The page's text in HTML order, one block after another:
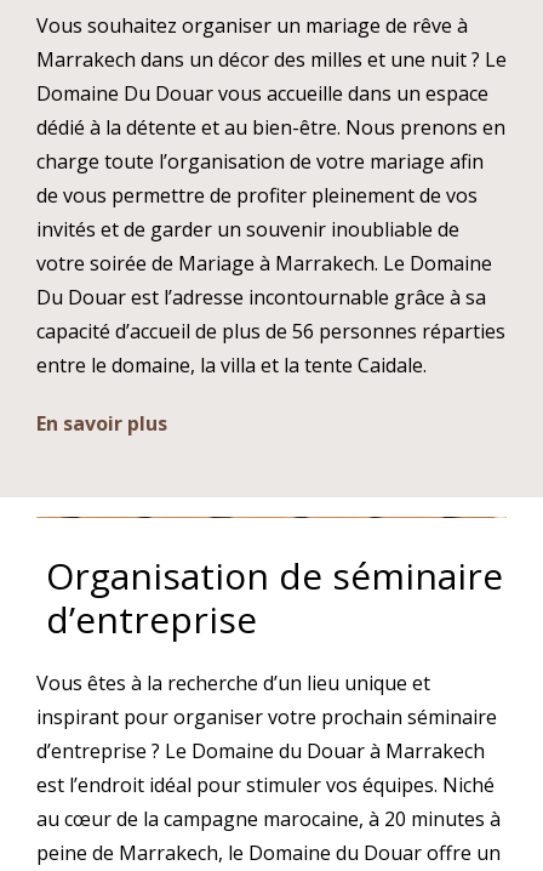
Vous souhaitez organiser un mariage de rêve à
Marrakech dans un décor des milles et une nuit ? Le
Domaine Du Douar vous accueille dans un espace
dédié à la détente et au bien-être. Nous prenons en
charge toute l’organisation de votre mariage afin
de vous permettre de profiter pleinement de vos
invités et de garder un souvenir inoubliable de
votre soirée de Mariage à Marrakech. Le Domaine
Du Douar est l’adresse incontournable grâce à sa
capacité d’accueil de plus de 56 personnes réparties
entre le domaine, la villa et la tente Caidale.
En savoir plus
Organisation de séminaire
d’entreprise
Vous êtes à la recherche d’un lieu unique et
inspirant pour organiser votre prochain séminaire
d’entreprise ? Le Domaine du Douar à Marrakech
est l’endroit idéal pour stimuler vos équipes. Niché
au cœur de la campagne marocaine, à 20 minutes à
peine de Marrakech, le Domaine du Douar offre un